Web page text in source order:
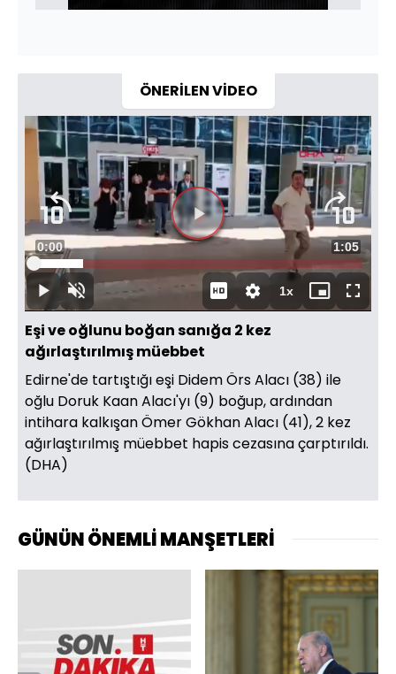
ÖNERİLEN VİDEO
Videoyu
Oynat
OynatSesi
Aç
Süre
0:00 Toplam
Süre
1:05
Yüklendi:
15.18%
1xOynatma
Hızı
Mini
oynatıcı
Tam
Ekran
Eşi ve oğlunu boğan sanığa 2 kez
ağırlaştırılmış müebbet
Edirne'de tartıştığı eşi Didem Örs Alacı (38) ile
oğlu Doruk Kaan Alacı'yı (9) boğup, ardından
intihara kalkışan Ömer Gökhan Alacı (41), 2 kez
ağırlaştırılmış müebbet hapis cezasına çarptırıldı.
(DHA)
GÜNÜN ÖNEMLİ MANŞETLERİ